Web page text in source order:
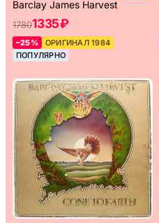
Barclay James Harvest
17801335 ₽
–25%
ОРИГИНАЛ 1984
ПОПУЛЯРНО